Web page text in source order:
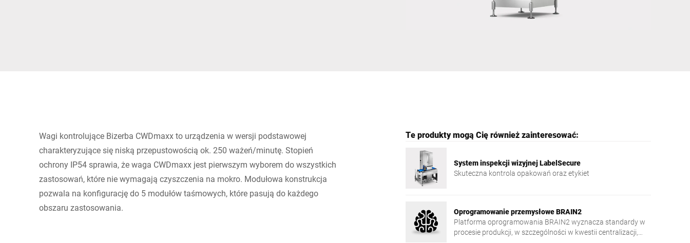
Wagi kontrolujące Bizerba CWDmaxx to urządzenia w wersji podstawowej
charakteryzujące się niską przepustowością ok. 250 ważeń/minutę. Stopień
ochrony IP54 sprawia, że waga CWDmaxx jest pierwszym wyborem do wszystkich
zastosowań, które nie wymagają czyszczenia na mokro. Modułowa konstrukcja
pozwala na konfigurację do 5 modułów taśmowych, które pasują do każdego
obszaru zastosowania.
Te produkty mogą Cię również zainteresować:
System inspekcji wizyjnej LabelSecure
Skuteczna kontrola opakowań oraz etykiet
Oprogramowanie przemysłowe BRAIN2
Platforma oprogramowania BRAIN2 wyznacza standardy w
procesie produkcji, w szczególności w kwestii centralizacji,